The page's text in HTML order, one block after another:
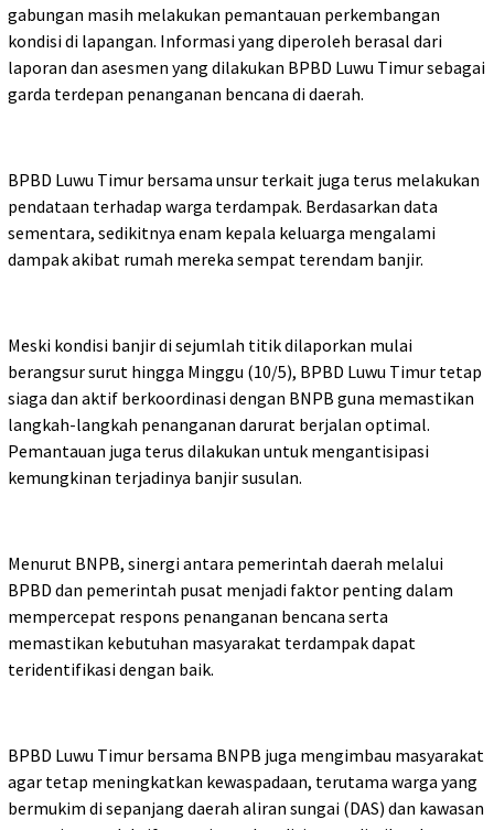
gabungan masih melakukan pemantauan perkembangan
kondisi di lapangan. Informasi yang diperoleh berasal dari
laporan dan asesmen yang dilakukan BPBD Luwu Timur sebagai
garda terdepan penanganan bencana di daerah.
BPBD Luwu Timur bersama unsur terkait juga terus melakukan
pendataan terhadap warga terdampak. Berdasarkan data
sementara, sedikitnya enam kepala keluarga mengalami
dampak akibat rumah mereka sempat terendam banjir.
Meski kondisi banjir di sejumlah titik dilaporkan mulai
berangsur surut hingga Minggu (10/5), BPBD Luwu Timur tetap
siaga dan aktif berkoordinasi dengan BNPB guna memastikan
langkah-langkah penanganan darurat berjalan optimal.
Pemantauan juga terus dilakukan untuk mengantisipasi
kemungkinan terjadinya banjir susulan.
Menurut BNPB, sinergi antara pemerintah daerah melalui
BPBD dan pemerintah pusat menjadi faktor penting dalam
mempercepat respons penanganan bencana serta
memastikan kebutuhan masyarakat terdampak dapat
teridentifikasi dengan baik.
BPBD Luwu Timur bersama BNPB juga mengimbau masyarakat
agar tetap meningkatkan kewaspadaan, terutama warga yang
bermukim di sepanjang daerah aliran sungai (DAS) dan kawasan